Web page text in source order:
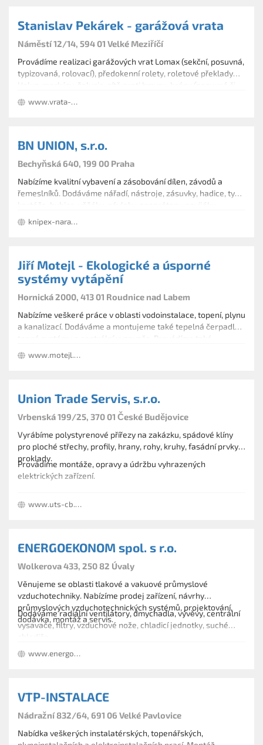
Stanislav Pekárek - garážová vrata
Náměstí 12/14, 594 01 Velké Meziříčí
Provádíme realizaci garážových vrat Lomax (sekční, posuvná,
typizovaná, rolovací), předokenní rolety, roletové překlady
křídlové) a centrální vysavače Husky. Dále také montujeme
elektrické zabezpečovací systémy.
www.vrata-pekarek.cz
BN UNION, s.r.o.
Bechyňská 640, 199 00 Praha
Nabízíme kvalitní vybavení a zásobování dílen, závodů a
řemeslníků. Dodáváme nářadí, nástroje, zásuvky, hadice, tyče,
elektromateriál značek KNIPEX, IRAZOLA, METABO. Pro
stavebníky a moderní domácnosti dovážíme centrální
knipex-naradi.cz
Jiří Motejl - Ekologické a úsporné
systémy vytápění
Hornická 2000, 413 01 Roudnice nad Labem
Nabízíme veškeré práce v oblasti vodoinstalace, topení, plynu
a kanalizací. Dodáváme a montujeme také tepelná čerpadla,
topné systémy a centrální vysavače. Provádíme také
www.motejl.com
Union Trade Servis, s.r.o.
Vrbenská 199/25, 370 01 České Budějovice
Vyrábíme polystyrenové přířezy na zakázku, spádové klíny
pro ploché střechy, profily, hrany, rohy, kruhy, fasádní prvky,
proklady.
Provádíme montáže, opravy a údržbu vyhrazených
elektrických zařízení.
centrální vysavače.
www.uts-cb.cz
ENERGOEKONOM spol. s r.o.
Wolkerova 433, 250 82 Úvaly
Věnujeme se oblasti tlakové a vakuové průmyslové
vzduchotechniky. Nabízíme prodej zařízení, návrhy
průmyslových vzduchotechnických systémů, projektování,
dodávka, montáž a servis.
Dodáváme radiální ventilátory, dmychadla, vývěvy, centrální
vysavače, filtry, vzduchové nože, chladicí jednotky, suché
www.energoekonom.cz
VTP-INSTALACE
Nádražní 832/64, 691 06 Velké Pavlovice
Nabídka veškerých instalatérských, topenářských,